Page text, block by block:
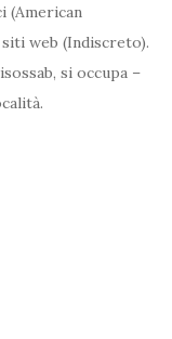
(American
web (Indiscreto).
si occupa –